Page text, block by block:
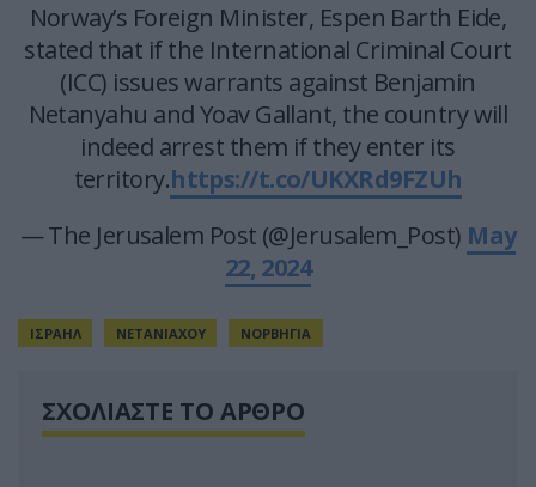
Norway’s Foreign Minister, Espen Barth Eide,
stated that if the International Criminal Court
(ICC) issues warrants against Benjamin
Netanyahu and Yoav Gallant, the country will
indeed arrest them if they enter its
territory.https://t.co/UKXRd9FZUh
— The Jerusalem Post (@Jerusalem_Post) May
22, 2024
ΙΣΡΑΗΛ ΝΕΤΑΝΙΑΧΟΥ ΝΟΡΒΗΓΙΑ
ΣΧΟΛΙΑΣΤΕ ΤΟ ΑΡΘΡΟ